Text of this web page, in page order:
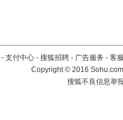
- 支付中心 - 搜狐招聘 - 广告服务 - 客
Copyright©2016
搜狐不良信息举